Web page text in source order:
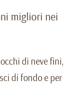
migliori nei
di neve fini,
di fondo e per